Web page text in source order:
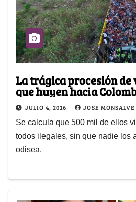
La trágica procesión de
que huyen hacia
JULIO 4, 2016 JOSE MONSALVE
Se calcula que 500 mil de ellos
todos ilegales, sin que nadie los
odisea.